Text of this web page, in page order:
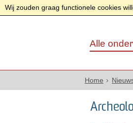
Wij zouden graag functionele cookies
Alle
Home